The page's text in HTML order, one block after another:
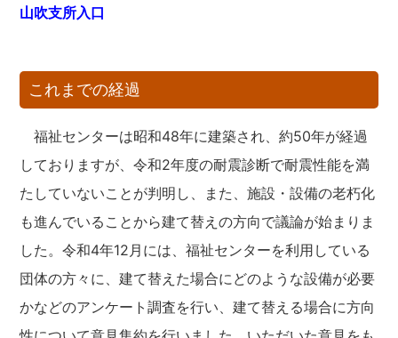
山吹支所入口
これまでの経過
福祉センターは昭和48年に建築され、約50年が経過
しておりますが、令和2年度の耐震診断で耐震性能を満
たしていないことが判明し、また、施設・設備の老朽化
も進んでいることから建て替えの方向で議論が始まりま
した。令和4年12月には、福祉センターを利用している
団体の方々に、建て替えた場合にどのような設備が必要
かなどのアンケート調査を行い、建て替える場合に方向